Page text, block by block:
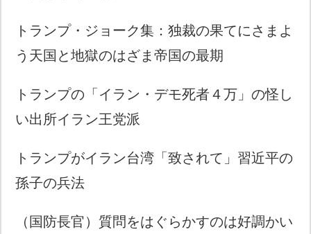
トランプ・ジョーク集：独裁の果てにさまよ
う天国と地獄のはざま帝国の最期
トランプの「イラン・デモ死者４万」の怪し
い出所イラン王党派
トランプがイラン台湾「致されて」習近平の
孫子の兵法
（国防長官）質問をはぐらかすのは好調かい